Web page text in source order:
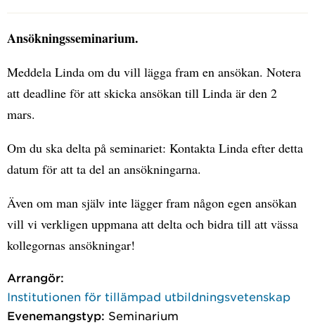
Ansökningsseminarium.
Meddela Linda om du vill lägga fram en ansökan. Notera
att deadline för att skicka ansökan till Linda är den 2
mars.
Om du ska delta på seminariet: Kontakta Linda efter detta
datum för att ta del an ansökningarna.
Även om man själv inte lägger fram någon egen ansökan
vill vi verkligen uppmana att delta och bidra till att vässa
kollegornas ansökningar!
Arrangör:
Institutionen för tillämpad utbildningsvetenskap
Evenemangstyp: Seminarium